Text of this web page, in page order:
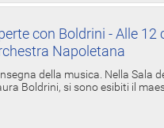
con Boldrini - Alle
Napoletana
della musica. Nella Sala
Boldrini, si sono esibiti il